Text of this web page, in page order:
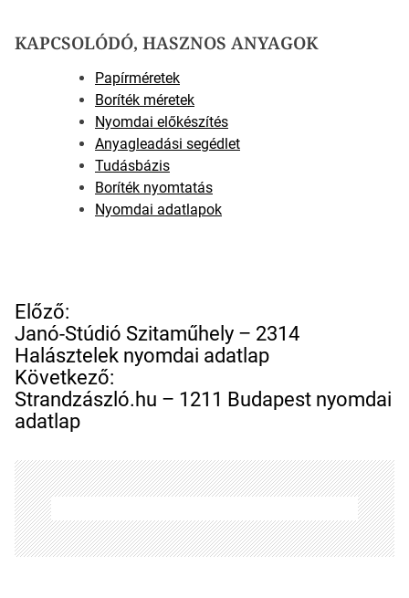
KAPCSOLÓDÓ, HASZNOS ANYAGOK
Papírméretek
Boríték méretek
Nyomdai előkészítés
Anyagleadási segédlet
Tudásbázis
Boríték nyomtatás
Nyomdai adatlapok
B
e
j
e
g
y
z
é
s
n
a
v
Előző:
Janó-Stúdió Szitaműhely – 2314
Halásztelek nyomdai adatlap
Következő:
Strandzászló.hu – 1211 Budapest nyomdai
adatlap